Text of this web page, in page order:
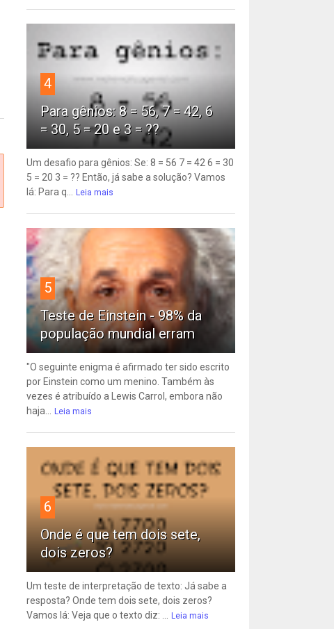
4
Para gênios: 8 = 56, 7 = 42, 6
= 30, 5 = 20 e 3 = ??
Um desafio para gênios: Se: 8 = 56 7 = 42 6 = 30
5 = 20 3 = ?? Então, já sabe a solução? Vamos
lá: Para q...
Leia mais
5
Teste de Einstein - 98% da
população mundial erram
"O seguinte enigma é afirmado ter sido escrito
por Einstein como um menino. Também às
vezes é atribuído a Lewis Carrol, embora não
haja...
Leia mais
6
Onde é que tem dois sete,
dois zeros?
Um teste de interpretação de texto: Já sabe a
resposta? Onde tem dois sete, dois zeros?
Vamos lá: Veja que o texto diz: ...
Leia mais